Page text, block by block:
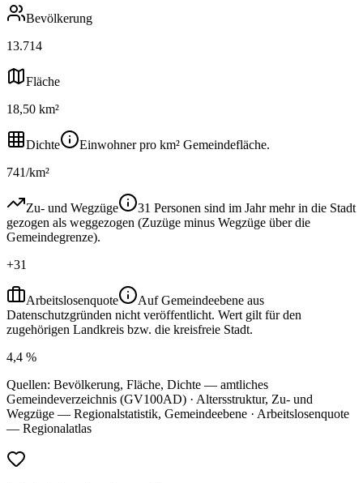
Bevölkerung
13.714
Fläche
18,50 km²
Dichte
Einwohner pro km² Gemeindefläche.
741/km²
Zu- und Wegzüge
31 Personen sind im Jahr mehr in die Stadt
gezogen als weggezogen (Zuzüge minus Wegzüge über die
Gemeindegrenze).
+31
Arbeitslosenquote
Auf Gemeindeebene aus
Datenschutzgründen nicht veröffentlicht. Wert gilt für den
zugehörigen Landkreis bzw. die kreisfreie Stadt.
4,4 %
Quellen: Bevölkerung, Fläche, Dichte — amtliches
Gemeindeverzeichnis (GV100AD) · Altersstruktur, Zu- und
Wegzüge — Regionalstatistik, Gemeindeebene · Arbeitslosenquote
— Regionalatlas